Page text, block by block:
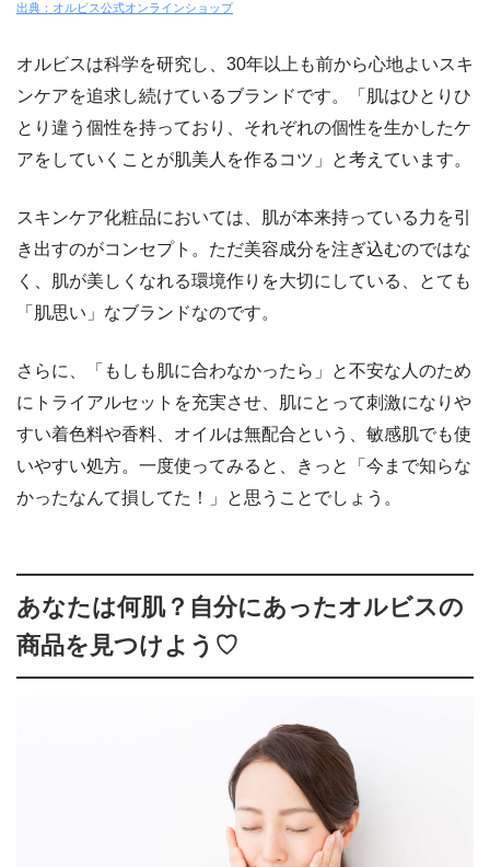
出典：オルビス公式オンラインショップ
オルビスは科学を研究し、30年以上も前から心地よいスキ
ンケアを追求し続けているブランドです。「肌はひとりひ
とり違う個性を持っており、それぞれの個性を生かしたケ
アをしていくことが肌美人を作るコツ」と考えています。
スキンケア化粧品においては、肌が本来持っている力を引
き出すのがコンセプト。ただ美容成分を注ぎ込むのではな
く、肌が美しくなれる環境作りを大切にしている、とても
「肌思い」なブランドなのです。
さらに、「もしも肌に合わなかったら」と不安な人のため
にトライアルセットを充実させ、肌にとって刺激になりや
すい着色料や香料、オイルは無配合という、敏感肌でも使
いやすい処方。一度使ってみると、きっと「今まで知らな
かったなんて損してた！」と思うことでしょう。
あなたは何肌？自分にあったオルビスの
商品を見つけよう♡